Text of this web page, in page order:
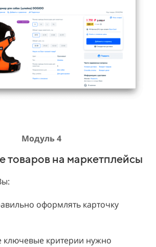
Модуль 4
товаров на маркетплейсы
оформлять карточку
ключевые критерии нужно